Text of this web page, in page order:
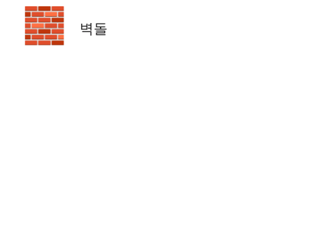
🧱 벽돌